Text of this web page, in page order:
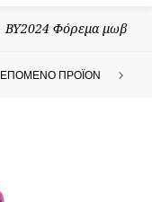
BY2024 Φόρεμα μωβ
ΕΠΌΜΕΝΟ ΠΡΟΪΌΝ